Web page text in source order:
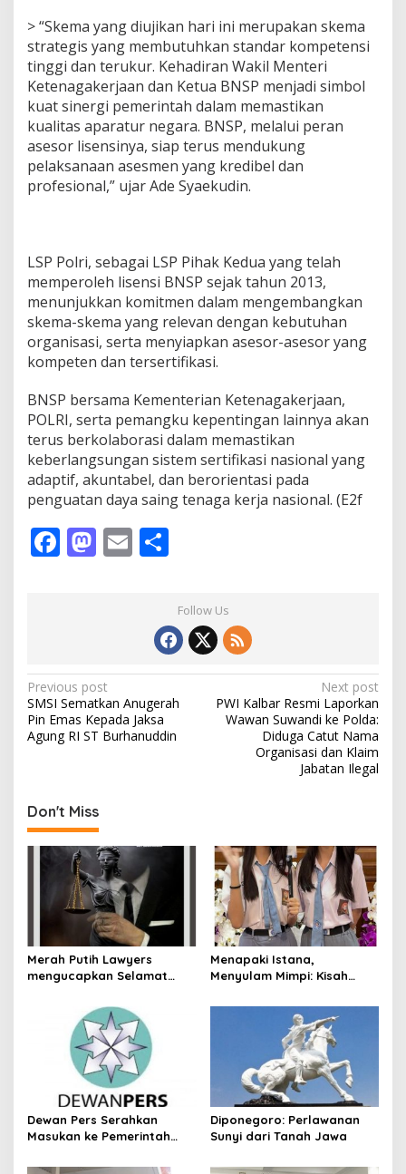
t
e
n
a
g
a
k
e
r
j
a
n
K
e
t
u
a
B
S
P
d
a
l
a
P
s
a
n
A
a
e
t
e
n
s
i
S
k
e
a
s
P
> “Skema yang diujikan hari ini merupakan skema
strategis yang membutuhkan standar kompetensi
tinggi dan terukur. Kehadiran Wakil Menteri
Ketenagakerjaan dan Ketua BNSP menjadi simbol
kuat sinergi pemerintah dalam memastikan
kualitas aparatur negara. BNSP, melalui peran
asesor lisensinya, siap terus mendukung
pelaksanaan asesmen yang kredibel dan
profesional,” ujar Ade Syaekudin.
LSP Polri, sebagai LSP Pihak Kedua yang telah
memperoleh lisensi BNSP sejak tahun 2013,
menunjukkan komitmen dalam mengembangkan
skema-skema yang relevan dengan kebutuhan
organisasi, serta menyiapkan asesor-asesor yang
kompeten dan tersertifikasi.
BNSP bersama Kementerian Ketenagakerjaan,
POLRI, serta pemangku kepentingan lainnya akan
terus berkolaborasi dalam memastikan
keberlangsungan sistem sertifikasi nasional yang
adaptif, akuntabel, dan berorientasi pada
penguatan daya saing tenaga kerja nasional. (E2f
F
o
k
M
n
E
ar
eFollow Us
P
o
s
a
v
t
i
Previous post
SMSI Sematkan Anugerah
Pin Emas Kepada Jaksa
Agung RI ST Burhanuddin
Next post
PWI Kalbar Resmi Laporkan
Wawan Suwandi ke Polda:
Diduga Catut Nama
Organisasi dan Klaim
Jabatan Ilegal
Don't Miss
Merah Putih Lawyers
mengucapkan Selamat
Menapaki Istana,
Menyulam Mimpi: Kisah
Keisya di Istana
Kepresidenan Jakarta
Dewan Pers Serahkan
Masukan ke Pemerintah
Jurnalistik dalam RUU Hak
Diponegoro: Perlawanan
Sunyi dari Tanah Jawa